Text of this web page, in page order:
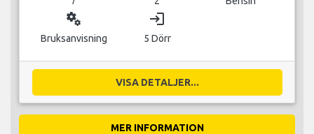
miscellaneous_services
Bruksanvisning
login
5 Dörr
VISA DETALJER...
MER INFORMATION